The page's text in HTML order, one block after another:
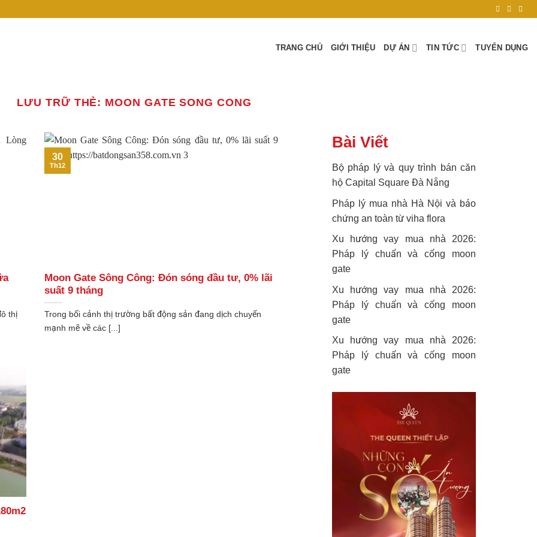
TRANG CHỦ GIỚI THIỆU DỰ ÁN TIN TỨC TUYỂN DỤNG
LƯU TRỮ THẺ: MOON GATE SONG CONG
thị
Moon Gate Sông Công: Đón sóng đầu tư, 0% lãi
suất 9 tháng
Trong bối cảnh thị trường bất động sản đang dịch chuyển
mạnh mẽ về các [...]
30
Th12
Bài Viết
Bộ pháp lý và quy trình bán căn
hộ Capital Square Đà Nẵng
Pháp lý mua nhà Hà Nội và bảo
chứng an toàn từ viha flora
Xu hướng vay mua nhà 2026:
Pháp lý chuẩn và cổng moon
gate
Xu hướng vay mua nhà 2026:
Pháp lý chuẩn và cổng moon
gate
Xu hướng vay mua nhà 2026:
Pháp lý chuẩn và cổng moon
gate